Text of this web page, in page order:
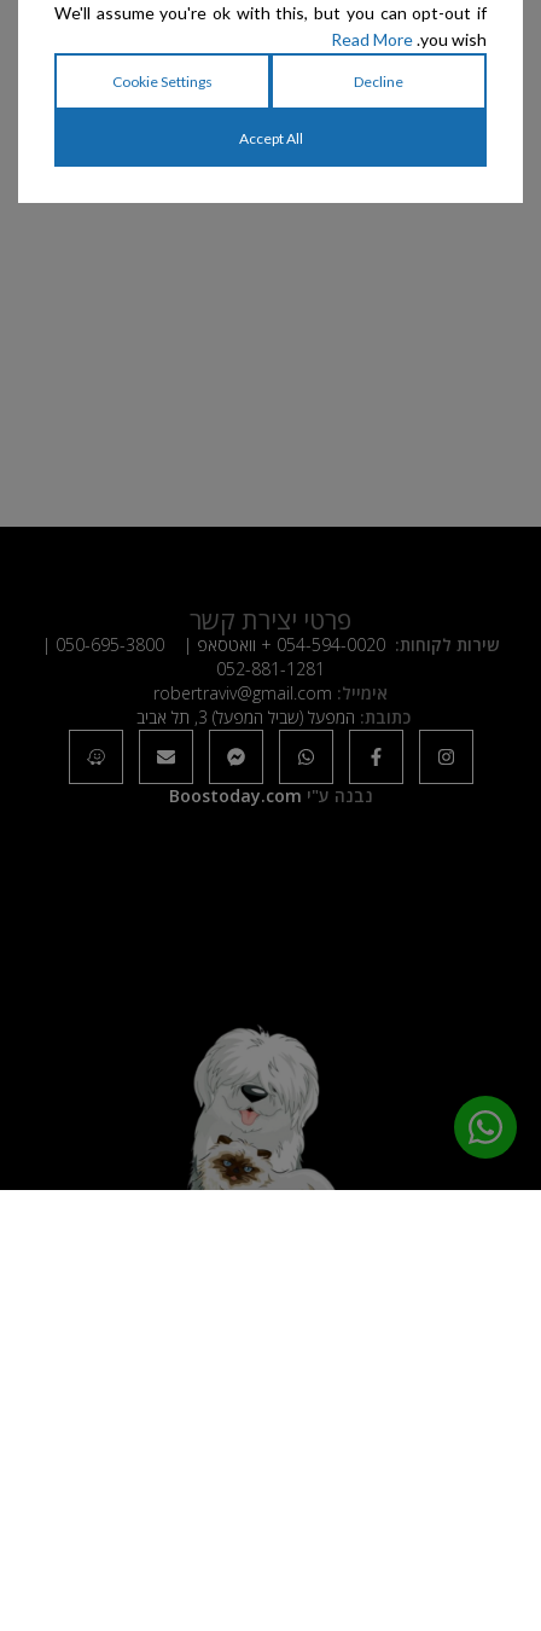
פרטי יצירת קשר
שירות לקוחות: 054-594-0020 + וואטסאפ | 050-695-3800
|
052-881-1281
אימייל: robertraviv@gmail.com
כתובת: המפעל (שביל המפעל) 3, תל אביב
נבנה ע"י Boostoday.com
We'll assume you're ok with this, but you can opt-out if
you wish.
Read More
Decline
Cookie Settings
Accept All